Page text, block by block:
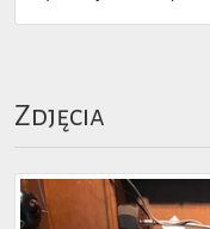
Zdjęcia